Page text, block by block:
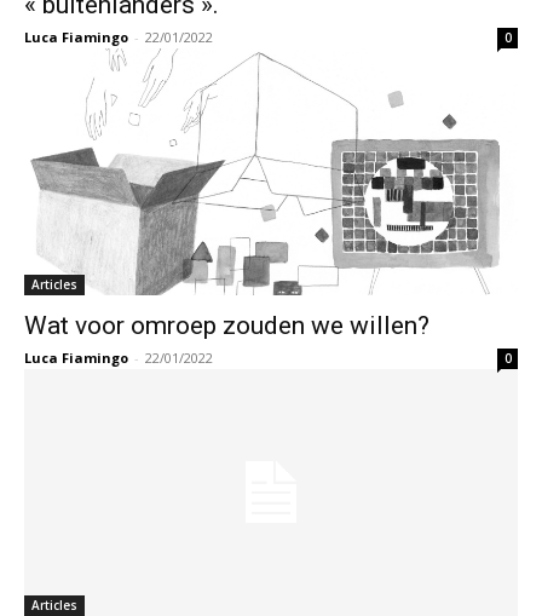
Luca Fiamingo - 22/01/2022 0
Articles
Wat voor omroep zouden we willen?
Luca Fiamingo - 22/01/2022 0
Articles